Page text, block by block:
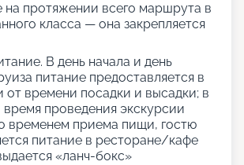
протяжении всего маршрута в
класса — она закрепляется
В день начала и день
питание предоставляется в
от времени посадки и высадки; в
время проведения экскурсии
временем приема пищи, гостю
питание в ресторане/кафе
«ланч-бокс»